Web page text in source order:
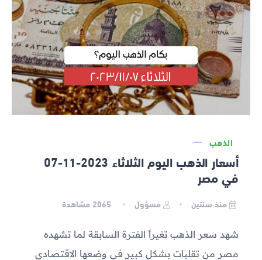
الذهب
أسعار الذهب اليوم الثلاثاء 2023-11-07
في مصر
منذ سنتين مسؤول مشاهدة
شهد سعر الذهب تغيراً الفترة السابقة لما تشهده
مصر من تقلبات بشكل كبير في وضعها الاقتصادي